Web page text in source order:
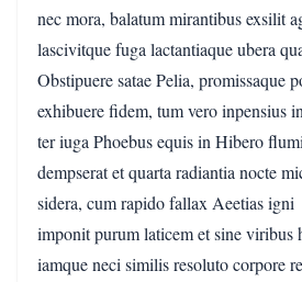
nec mora, balatum mirantibus exsilit
lascivitque fuga lactantiaque ubera
Obstipuere satae Pelia, promissaque
exhibuere fidem, tum vero inpensius
ter iuga Phoebus equis in Hibero
dempserat et quarta radiantia nocte
sidera, cum rapido fallax Aeetias igni
imponit purum laticem et sine viribus
iamque neci similis resoluto corpore